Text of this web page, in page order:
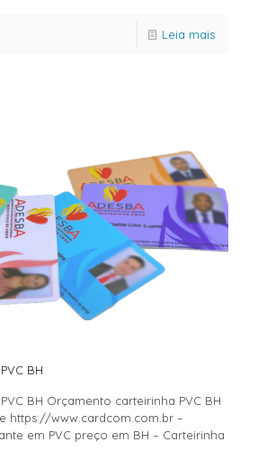
Leia mais
BH
BH Orçamento carteirinha PVC BH
https://www.cardcom.com.br –
em PVC preço em BH – Carteirinha